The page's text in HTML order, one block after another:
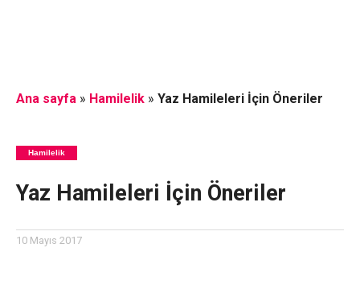
Ana sayfa» Hamilelik» Yaz Hamileleri İçin Öneriler
Hamilelik
Yaz Hamileleri İçin Öneriler
10 Mayıs 2017